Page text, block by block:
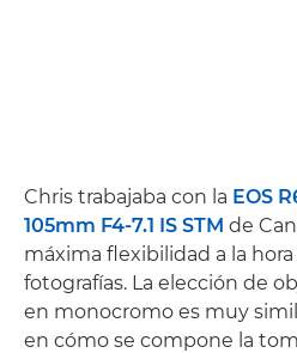
Chris trabajaba con la EOS
105mm F4-7.1 IS STM de
máxima flexibilidad a la
fotografías. La elección de
en monocromo es muy
en cómo se compone la